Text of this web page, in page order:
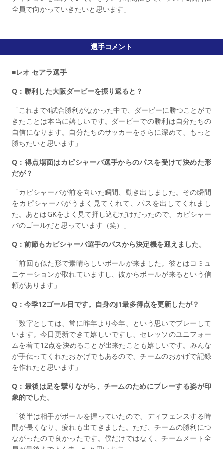
全員で向かっていきたいと思います」
選手コメント
■レオ セアラ選手
Q：勝利した大阪ダービーを振り返ると？
「これまで4試合勝利がなかった中で、ダービーに勝つことがで
きたことは本当に嬉しいです。ダービーでの勝利は自分たちの
自信になります。自分たちのサッカーをさらに深めて、もっと
勝ちたいと思います」
Q：得点場面はカピシャーバ選手からのパスを受けて決めた形
だが？
「カピシャーバが前を向いた瞬間、動き出しました。その瞬間
をカピシャーバがうまく見てくれて、パスを出してくれまし
た。あとはGKをよく見て押し込むだけだったので、カピシャー
バのゴールだと思っています（笑）」
Q：前節もカピシャーバ選手のパスから決定機を迎えました。
「前回も似た形で素晴らしいボールが来ました。彼とはコミュ
ニケーションが取れていますし、彼からボールが来るという信
頼があります」
Q：今季12ゴール目です。自身のJ1最多得点を更新したが？
「数字としては、常に昨年より今年、という思いでプレーして
います。今日更新できて嬉しいですし、セレッソのユニフォー
ムを着て12点を決めることが出来たことも嬉しいです。みんな
が手伝ってくれたおかげでもあるので、チームのおかげで記録
を作れたと思います」
Q：最後は足を攣りながら、チームのためにプレーする姿が印
象的でした。
「後半は相手がボールを握っていたので、ディフェンスする時
間が長くなり、疲れも出てきました。ただ、チームの勝利につ
ながったので良かったです。僕だけではなく、チームメート全